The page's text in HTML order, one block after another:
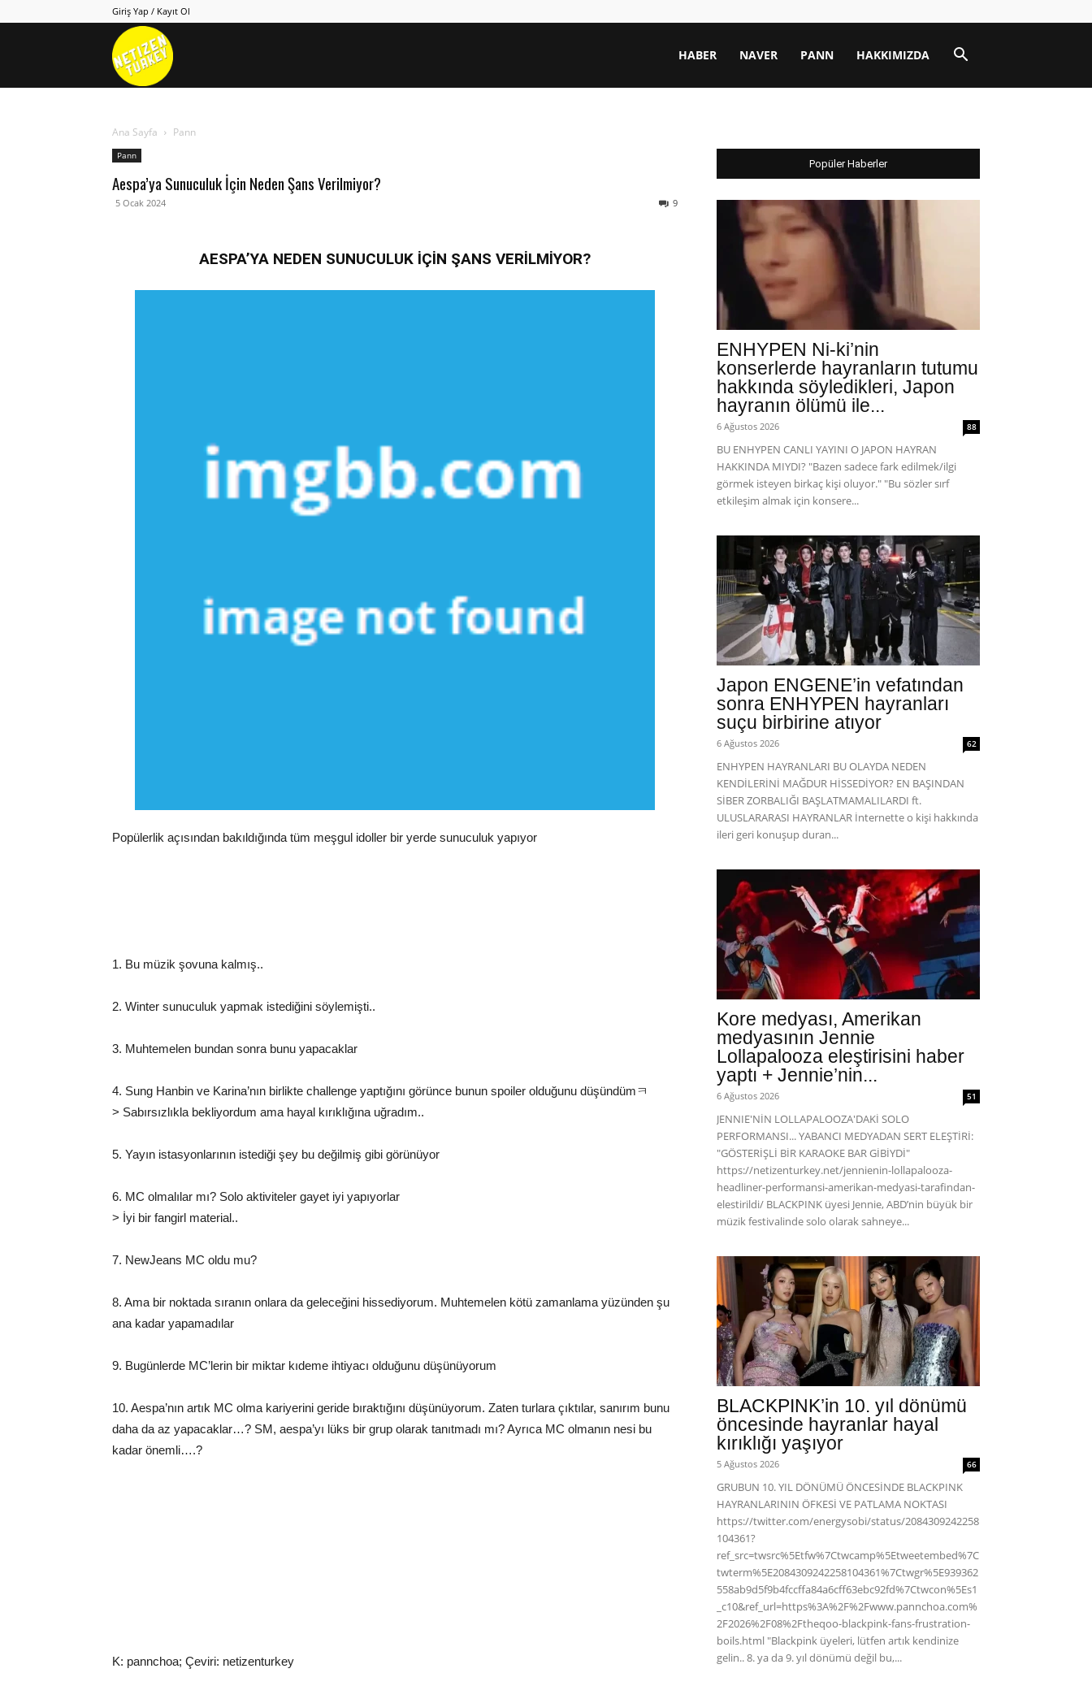
Giriş Yap / Kayıt Ol
Netizen HABER NAVER PANN HAKKIMIZDA
Ana Sayfa Pann
Pann
Aespa’ya Sunuculuk İçin Neden Şans Verilmiyor?
5 Ocak 2024 9
AESPA’YA NEDEN SUNUCULUK İÇİN ŞANS VERİLMİYOR?
Popülerlik açısından bakıldığında tüm meşgul idoller bir yerde sunuculuk yapıyor
1. Bu müzik şovuna kalmış..
2. Winter sunuculuk yapmak istediğini söylemişti..
3. Muhtemelen bundan sonra bunu yapacaklar
4. Sung Hanbin ve Karina’nın birlikte challenge yaptığını görünce bunun spoiler olduğunu düşündümㅋ
> Sabırsızlıkla bekliyordum ama hayal kırıklığına uğradım..
5. Yayın istasyonlarının istediği şey bu değilmiş gibi görünüyor
6. MC olmalılar mı? Solo aktiviteler gayet iyi yapıyorlar
> İyi bir fangirl material..
7. NewJeans MC oldu mu?
8. Ama bir noktada sıranın onlara da geleceğini hissediyorum. Muhtemelen kötü zamanlama yüzünden şu
ana kadar yapamadılar
9. Bugünlerde MC’lerin bir miktar kıdeme ihtiyacı olduğunu düşünüyorum
10. Aespa’nın artık MC olma kariyerini geride bıraktığını düşünüyorum. Zaten turlara çıktılar, sanırım bunu
daha da az yapacaklar…? SM, aespa’yı lüks bir grup olarak tanıtmadı mı? Ayrıca MC olmanın nesi bu
kadar önemli….?
K: pannchoa; Çeviri: netizenturkey
Popüler Haberler
ENHYPEN Ni-ki’nin
konserlerde hayranların tutumu
hakkında söyledikleri, Japon
hayranın ölümü ile...
6 Ağustos 2026 88
BU ENHYPEN CANLI YAYINI O JAPON HAYRAN
HAKKINDA MIYDI? "Bazen sadece fark edilmek/ilgi
görmek isteyen birkaç kişi oluyor." "Bu sözler sırf
etkileşim almak için konsere...
Japon ENGENE’in vefatından
sonra ENHYPEN hayranları
suçu birbirine atıyor
6 Ağustos 2026 62
ENHYPEN HAYRANLARI BU OLAYDA NEDEN
KENDİLERİNİ MAĞDUR HİSSEDİYOR? EN BAŞINDAN
SİBER ZORBALIĞI BAŞLATMAMALILARDI ft.
ULUSLARARASI HAYRANLAR İnternette o kişi hakkında
ileri geri konuşup duran...
Kore medyası, Amerikan
medyasının Jennie
Lollapalooza eleştirisini haber
yaptı + Jennie’nin...
6 Ağustos 2026 51
JENNIE'NİN LOLLAPALOOZA'DAKİ SOLO
PERFORMANSI... YABANCI MEDYADAN SERT ELEŞTİRİ:
"GÖSTERİŞLİ BİR KARAOKE BAR GİBİYDİ"
https://netizenturkey.net/jennienin-lollapalooza-
headliner-performansi-amerikan-medyasi-tarafindan-
elestirildi/ BLACKPINK üyesi Jennie, ABD’nin büyük bir
müzik festivalinde solo olarak sahneye...
BLACKPINK’in 10. yıl dönümü
öncesinde hayranlar hayal
kırıklığı yaşıyor
5 Ağustos 2026 66
GRUBUN 10. YIL DÖNÜMÜ ÖNCESİNDE BLACKPINK
HAYRANLARININ ÖFKESİ VE PATLAMA NOKTASI
https://twitter.com/energysobi/status/2084309242258
104361?
ref_src=twsrc%5Etfw%7Ctwcamp%5Etweetembed%7C
twterm%5E2084309242258104361%7Ctwgr%5E939362
558ab9d5f9b4fccffa84a6cff63ebc92fd%7Ctwcon%5Es1
_c10&ref_url=https%3A%2F%2Fwww.pannchoa.com%
2F2026%2F08%2Ftheqoo-blackpink-fans-frustration-
boils.html "Blackpink üyeleri, lütfen artık kendinize
gelin.. 8. ya da 9. yıl dönümü değil bu,...